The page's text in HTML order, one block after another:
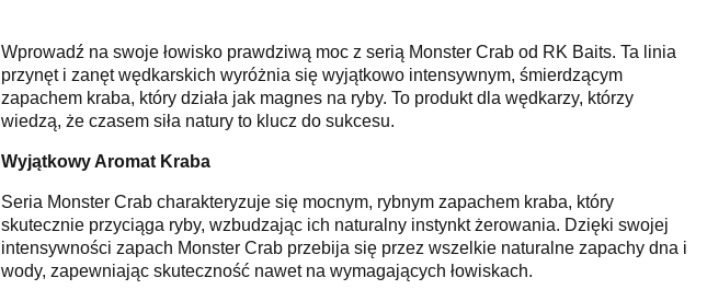
Wprowadź na swoje łowisko prawdziwą moc z serią Monster Crab od RK Baits. Ta linia
przynęt i zanęt wędkarskich wyróżnia się wyjątkowo intensywnym, śmierdzącym
zapachem kraba, który działa jak magnes na ryby. To produkt dla wędkarzy, którzy
wiedzą, że czasem siła natury to klucz do sukcesu.
Wyjątkowy Aromat Kraba
Seria Monster Crab charakteryzuje się mocnym, rybnym zapachem kraba, który
skutecznie przyciąga ryby, wzbudzając ich naturalny instynkt żerowania. Dzięki swojej
intensywności zapach Monster Crab przebija się przez wszelkie naturalne zapachy dna i
wody, zapewniając skuteczność nawet na wymagających łowiskach.